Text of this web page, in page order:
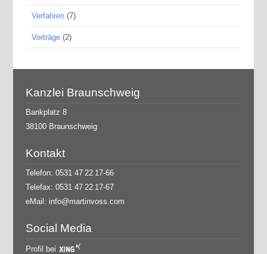
Verfahren(7)
Vorträge(2)
Kanzlei Braunschweig
Bankplatz 8
38100 Braunschweig
Kontakt
Telefon: 0531 47 22 17-66
Telefax: 0531 47 22 17-67
eMail: info@martinvoss.com
Social Media
Profil bei